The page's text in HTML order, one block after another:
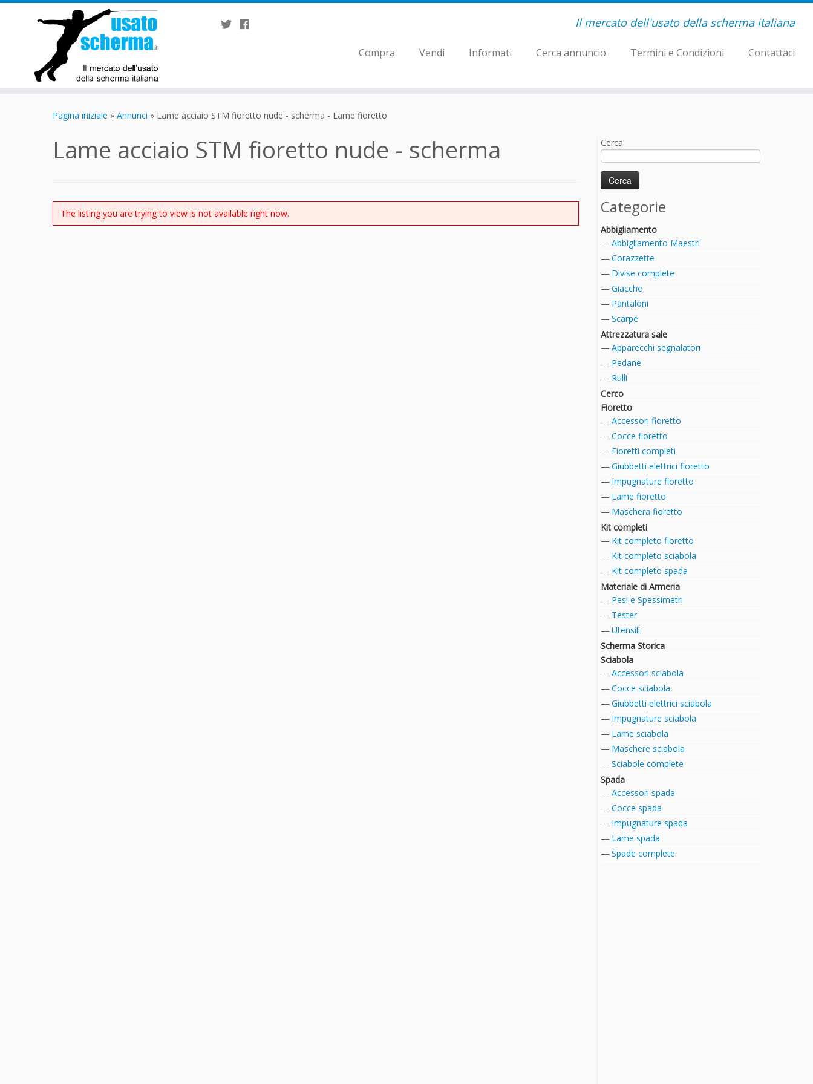
Il mercato dell'usato della scherma italiana
Compra Vendi Informati Cerca annuncio Termini e Condizioni Contattaci
Pagina iniziale » Annunci » Lame acciaio STM fioretto nude - scherma - Lame fioretto
Lame acciaio STM fioretto nude - scherma
The listing you are trying to view is not available right now.
Cerca
Categorie
Abbigliamento
Abbigliamento Maestri
Corazzette
Divise complete
Giacche
Pantaloni
Scarpe
Attrezzatura sale
Apparecchi segnalatori
Pedane
Rulli
Cerco
Fioretto
Accessori fioretto
Cocce fioretto
Fioretti completi
Giubbetti elettrici fioretto
Impugnature fioretto
Lame fioretto
Maschera fioretto
Kit completi
Kit completo fioretto
Kit completo sciabola
Kit completo spada
Materiale di Armeria
Pesi e Spessimetri
Tester
Utensili
Scherma Storica
Sciabola
Accessori sciabola
Cocce sciabola
Giubbetti elettrici sciabola
Impugnature sciabola
Lame sciabola
Maschere sciabola
Sciabole complete
Spada
Accessori spada
Cocce spada
Impugnature spada
Lame spada
Spade complete